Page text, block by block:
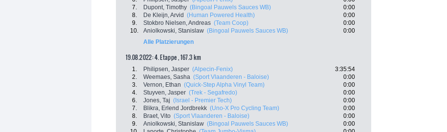
7.
Dupont, Timothy (Bingoal Pauwels Sauces WB)
0:00
8.
De Kleijn, Arvid (Human Powered Health)
0:00
9.
Stokbro Nielsen, Andreas (Team Coop)
0:00
10.
Aniolkowski, Stanislaw (Bingoal Pauwels Sauces WB)
0:00
Alle Platzierungen
19.08.2022: 4. Etappe , 167.3 km
1. Philipsen, Jasper (Alpecin-Fenix)
3:35:54
2.
Weemaes, Sasha (Sport Vlaanderen - Baloise)
0:00
3.
Vernon, Ethan (Quick-Step Alpha Vinyl Team)
0:00
4.
Stuyven, Jasper (Trek - Segafredo)
0:00
6.
Jones, Taj (Israel - Premier Tech)
0:00
7.
Blikra, Erlend Jordbrekk (Uno-X Pro Cycling Team)
0:00
8.
Braet, Vito (Sport Vlaanderen - Baloise)
0:00
9.
Aniolkowski, Stanislaw (Bingoal Pauwels Sauces WB)
0:00